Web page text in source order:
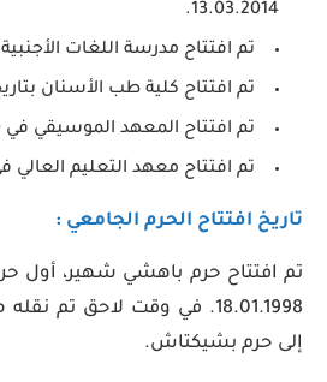
13.03.2014.
تم افتتاح مدرسة اللغات الأجنبية في
تم افتتاح كلية طب الأسنان بتاريخ
تم افتتاح المعهد الموسيقي في 05.03.2020.
تم افتتاح معهد التعليم العالي في
تاريخ افتتاح الحرم الجامعي :
تم افتتاح حرم باهشي شهير، أول
18.01.1998. في وقت لاحق تم
إلى حرم بشيكتاش.